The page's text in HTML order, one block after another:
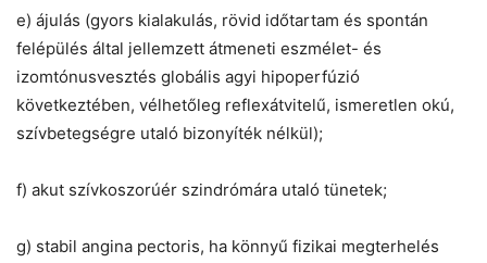
e) ájulás (gyors kialakulás, rövid időtartam és spontán
felépülés által jellemzett átmeneti eszmélet- és
izomtónusvesztés globális agyi hipoperfúzió
következtében, vélhetőleg reflexátvitelű, ismeretlen okú,
szívbetegségre utaló bizonyíték nélkül);
f) akut szívkoszorúér szindrómára utaló tünetek;
g) stabil angina pectoris, ha könnyű fizikai megterhelés